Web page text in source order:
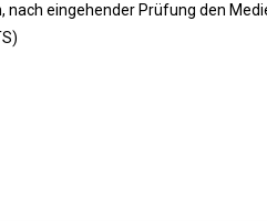
eingehender Prüfung den